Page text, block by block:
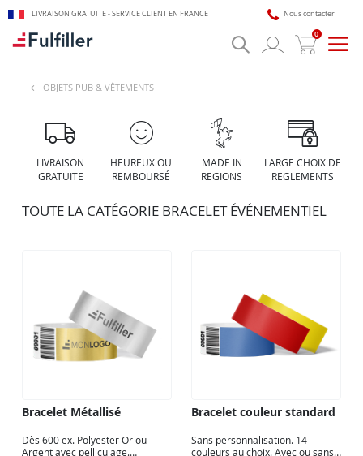
LIVRAISON GRATUITE - SERVICE CLIENT EN FRANCE Nous contacter
0
OBJETS PUB & VÊTEMENTS
LIVRAISON
GRATUITE
HEUREUX OU
REMBOURSÉ
MADE IN
REGIONS
LARGE CHOIX DE
REGLEMENTS
TOUTE LA CATÉGORIE BRACELET ÉVÉNEMENTIEL
Bracelet Métallisé
Dès 600 ex. Polyester Or ou
Argent avec pelliculage.
Bracelet couleur standard
Sans personnalisation. 14
couleurs au choix. Avec ou sans
🎯 Assistant impression Fulfiller